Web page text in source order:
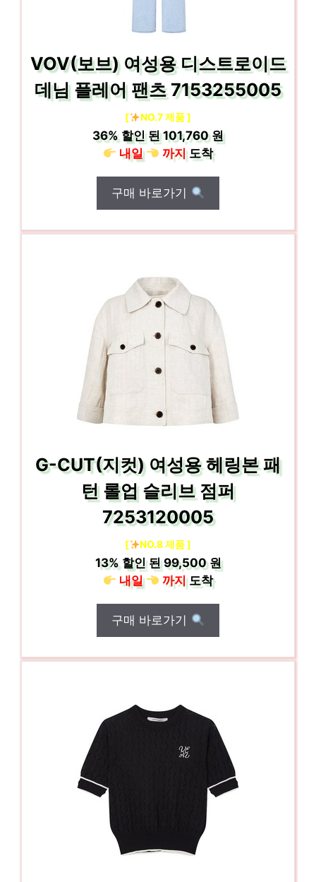
VOV(보브) 여성용 디스트로이드
데님 플레어 팬츠 7153255005
[ NO.7 제품 ]
36%할인 된101,760 원
내일
까지도착
구매 바로가기
G-CUT(지컷) 여성용 헤링본 패
턴 롤업 슬리브 점퍼
7253120005
[ NO.8 제품 ]
13%할인 된99,500 원
내일
까지도착
구매 바로가기